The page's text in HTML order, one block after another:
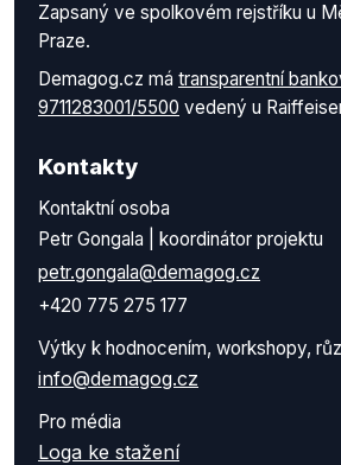
Zapsaný ve spolkovém rejstříku u
Praze.
Demagog.cz má transparentní
9711283001/5500 vedený u
Kontakty
Kontaktní osoba
Petr Gongala | koordinátor projektu
petr.gongala@demagog.cz
+420 775 275 177
Výtky k hodnocením, workshopy,
info@demagog.cz
Pro média
Loga ke stažení